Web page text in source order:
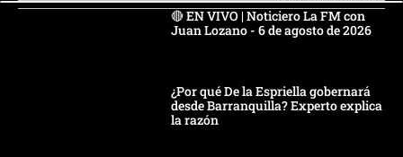
🔴 EN VIVO | Noticiero La FM con
Juan Lozano - 6 de agosto de 2026
¿Por qué De la Espriella gobernará
desde Barranquilla? Experto explica
la razón